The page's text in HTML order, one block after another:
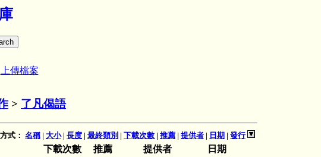
上傳檔案
> 了凡偈語
式： 名稱| 大小| 長度 | 最終類別 | 下載次數 | 推薦 | 提供者 | 日期 | 發行
下載次數 推薦 提供者 日期